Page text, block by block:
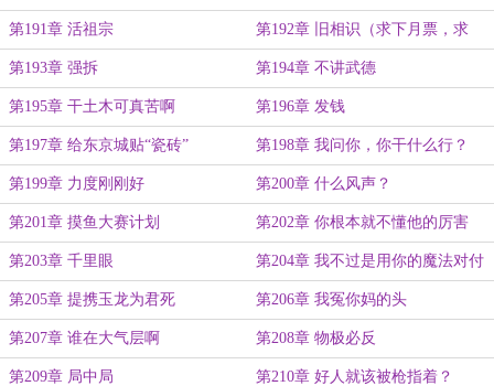
第191章 活祖宗 第192章 旧相识（求下月票，求
求）
第193章 强拆 第194章 不讲武德
第195章 干土木可真苦啊 第196章 发钱
第197章 给东京城贴“瓷砖” 第198章 我问你，你干什么行？
第199章 力度刚刚好 第200章 什么风声？
第201章 摸鱼大赛计划 第202章 你根本就不懂他的厉害
第203章 千里眼 第204章 我不过是用你的魔法对付
你，这受不了了？
第205章 提携玉龙为君死 第206章 我冤你妈的头
第207章 谁在大气层啊 第208章 物极必反
第209章 局中局 第210章 好人就该被枪指着？